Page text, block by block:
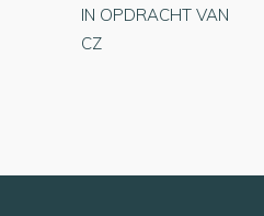
IN OPDRACHT VAN
CZ